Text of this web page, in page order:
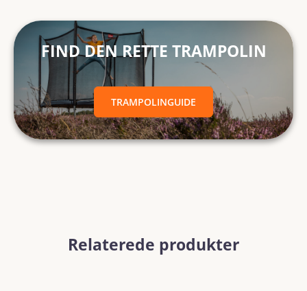
FIND DEN RETTE TRAMPOLINTRAMPOLINGUIDE
FIND DEN RETTE TRAMPOLIN
TRAMPOLINGUIDE
Relaterede produkter